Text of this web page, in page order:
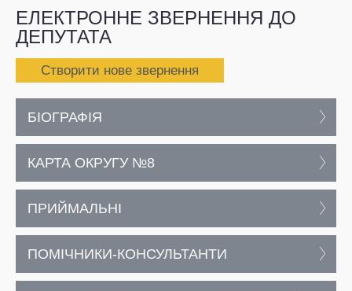
ЕЛЕКТРОННЕ ЗВЕРНЕННЯ ДО
ДЕПУТАТА
Створити нове звернення
БІОГРАФІЯ
КАРТА ОКРУГУ №8
ПРИЙМАЛЬНІ
ПОМІЧНИКИ-КОНСУЛЬТАНТИ